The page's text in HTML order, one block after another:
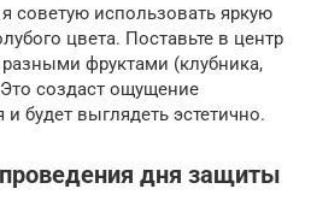
советую использовать яркую
цвета. Поставьте в центр
фруктами (клубника,
создаст ощущение
будет выглядеть эстетично.
дня защиты